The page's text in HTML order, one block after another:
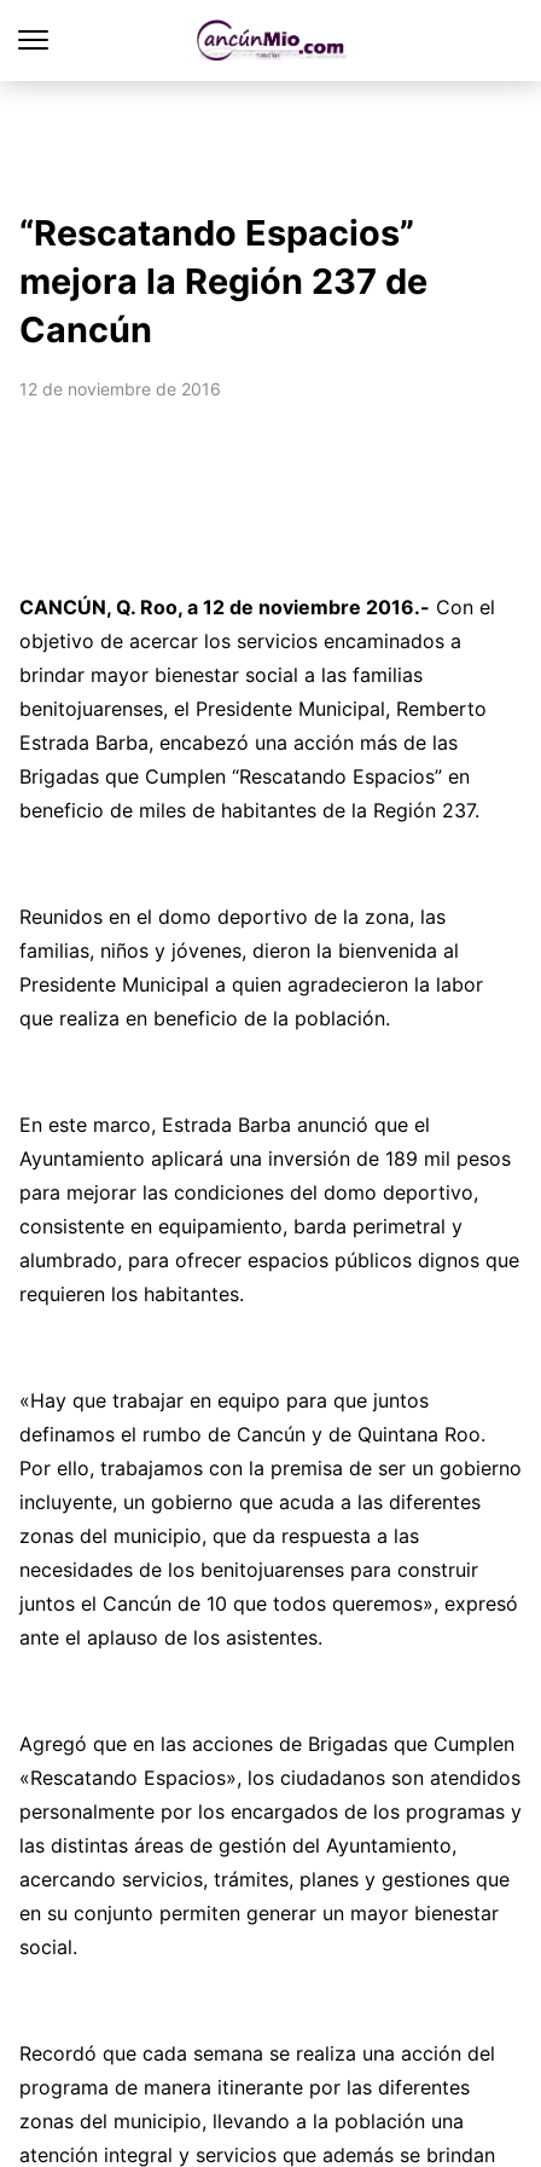
“Rescatando Espacios”
mejora la Región 237 de
Cancún
12 de noviembre de 2016
CANCÚN, Q. Roo, a 12 de noviembre 2016.- Con el
objetivo de acercar los servicios encaminados a
brindar mayor bienestar social a las familias
benitojuarenses, el Presidente Municipal, Remberto
Estrada Barba, encabezó una acción más de las
Brigadas que Cumplen “Rescatando Espacios” en
beneficio de miles de habitantes de la Región 237.
Reunidos en el domo deportivo de la zona, las
familias, niños y jóvenes, dieron la bienvenida al
Presidente Municipal a quien agradecieron la labor
que realiza en beneficio de la población.
En este marco, Estrada Barba anunció que el
Ayuntamiento aplicará una inversión de 189 mil pesos
para mejorar las condiciones del domo deportivo,
consistente en equipamiento, barda perimetral y
alumbrado, para ofrecer espacios públicos dignos que
requieren los habitantes.
«Hay que trabajar en equipo para que juntos
definamos el rumbo de Cancún y de Quintana Roo.
Por ello, trabajamos con la premisa de ser un gobierno
incluyente, un gobierno que acuda a las diferentes
zonas del municipio, que da respuesta a las
necesidades de los benitojuarenses para construir
juntos el Cancún de 10 que todos queremos», expresó
ante el aplauso de los asistentes.
Agregó que en las acciones de Brigadas que Cumplen
«Rescatando Espacios», los ciudadanos son atendidos
personalmente por los encargados de los programas y
las distintas áreas de gestión del Ayuntamiento,
acercando servicios, trámites, planes y gestiones que
en su conjunto permiten generar un mayor bienestar
social.
Recordó que cada semana se realiza una acción del
programa de manera itinerante por las diferentes
zonas del municipio, llevando a la población una
atención integral y servicios que además se brindan